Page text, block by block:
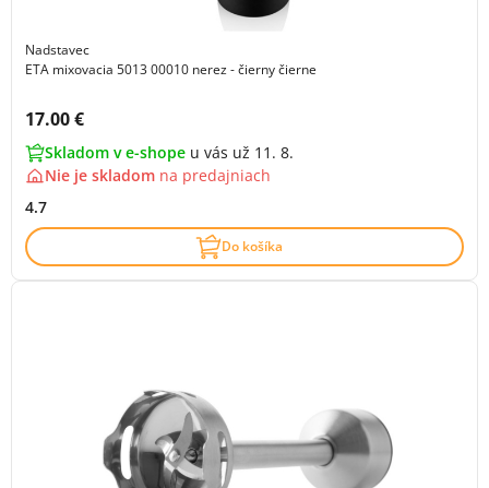
Nadstavec
ETA mixovacia 5013 00010 nerez - čierny čierne
Cena s DPH:
17.00 €
Skladom v e-shope u vás už 11. 8.
Nie je skladom na predajniach
4.7
Do košíka